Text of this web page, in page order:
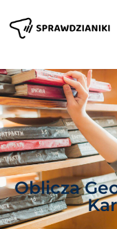
Oblicza